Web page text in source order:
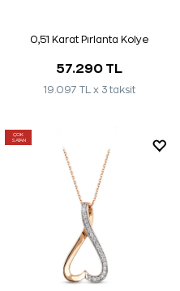
0,51 Karat Pırlanta Kolye
57.290 TL
19.097 TL x 3 taksit
ÇOK
SATAN